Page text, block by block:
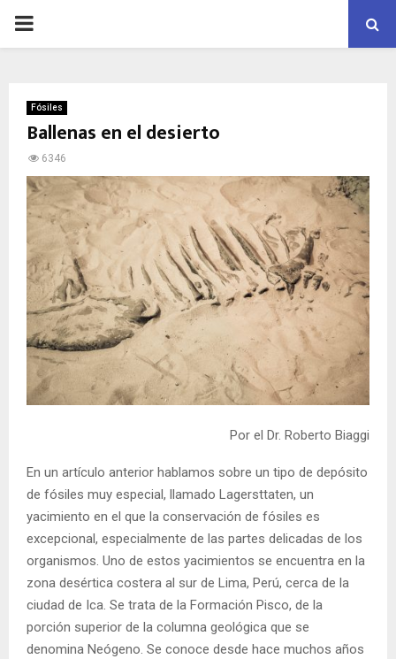
PRIMARY
Fósiles
Ballenas en el desierto
6346
Por el Dr. Roberto Biaggi
En un artículo anterior hablamos sobre un tipo de depósito
de fósiles muy especial, llamado Lagersttaten, un
yacimiento en el que la conservación de fósiles es
excepcional, especialmente de las partes delicadas de los
organismos. Uno de estos yacimientos se encuentra en la
zona desértica costera al sur de Lima, Perú, cerca de la
ciudad de Ica. Se trata de la Formación Pisco, de la
porción superior de la columna geológica que se
denomina Neógeno. Se conoce desde hace muchos años